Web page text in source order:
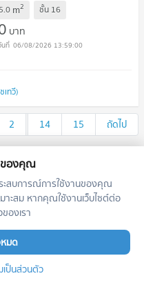
m2 ชั้น 16
บาท
06/08/2026 13:59:00
เทวี)
2 ...
14 15 ถัดไป
ร
หน่งนี้
ของคุณ
สบการณ์การใช้งานของคุณ
มาะสม หากคุณใช้งานเว็บไซต์ต่อ
องเรา
มด
ป็นส่วนตัว